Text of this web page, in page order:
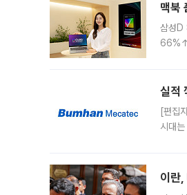
맥북
삼성D
66%↑
실적
[편집
시대
이란